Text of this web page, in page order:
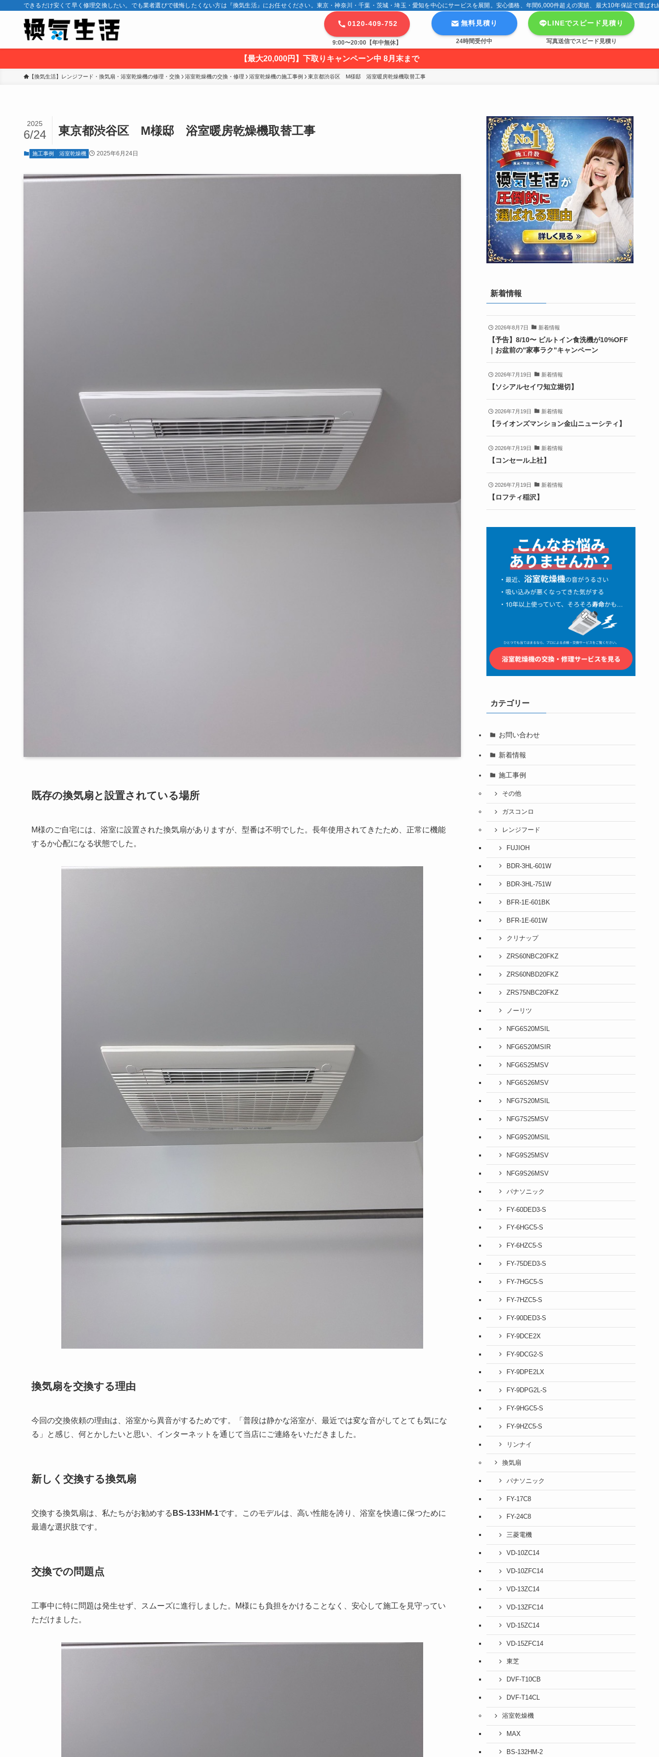
できるだけ安くて早く修理交換したい。でも業者選びで後悔したくない方は『換気生活』にお任せください。東京・神奈川・千葉・茨城・埼玉・愛知を中心にサービスを展開。安心価格、年間6,000件超えの実績、最大10年保証で選ばれ
0120-409-752
9:00〜20:00【年中無休】
無料見積り
24時間受付中
LINEでスピード見積り
写真送信でスピード見積り
【最大20,000円】下取りキャンペーン中 8月末まで
【換気生活】レンジフード・換気扇・浴室乾燥機の修理・交換 浴室乾燥機の交換・修理 浴室乾燥機の施工事例 東京都渋谷区　M様邸　浴室暖房乾燥機取替工事
東京都渋谷区 M様邸 浴室暖房乾燥機取替工事
2025
6/24
施工事例 浴室乾燥機 2025年6月24日
既存の換気扇と設置されている場所
M様のご自宅には、浴室に設置された換気扇がありますが、型番は不明でした。長年使用されてきたため、正常に機能
するか心配になる状態でした。
換気扇を交換する理由
今回の交換依頼の理由は、浴室から異音がするためです。「普段は静かな浴室が、最近では変な音がしてとても気にな
る」と感じ、何とかしたいと思い、インターネットを通じて当店にご連絡をいただきました。
新しく交換する換気扇
交換する換気扇は、私たちがお勧めする BS-133HM-1です。このモデルは、高い性能を誇り、浴室を快適に保つために
最適な選択肢です。
交換での問題点
工事中に特に問題は発生せず、スムーズに進行しました。M様にも負担をかけることなく、安心して施工を見守ってい
ただけました。
新着情報
2026年8月7日 新着情報
【予告】8/10〜 ビルトイン食洗機が10%OFF
｜お盆前の”家事ラク”キャンペーン
2026年7月19日 新着情報
【ソシアルセイワ知立堀切】
2026年7月19日 新着情報
【ライオンズマンション金山ニューシティ】
2026年7月19日 新着情報
【コンセール上社】
2026年7月19日 新着情報
【ロフティ稲沢】
カテゴリー
お問い合わせ
新着情報
施工事例
その他
ガスコンロ
レンジフード
FUJIOH
BDR-3HL-601W
BDR-3HL-751W
BFR-1E-601BK
BFR-1E-601W
クリナップ
ZRS60NBC20FKZ
ZRS60NBD20FKZ
ZRS75NBC20FKZ
ノーリツ
NFG6S20MSIL
NFG6S20MSIR
NFG6S25MSV
NFG6S26MSV
NFG7S20MSIL
NFG7S25MSV
NFG9S20MSIL
NFG9S25MSV
NFG9S26MSV
パナソニック
FY-60DED3-S
FY-6HGC5-S
FY-6HZC5-S
FY-75DED3-S
FY-7HGC5-S
FY-7HZC5-S
FY-90DED3-S
FY-9DCE2X
FY-9DCG2-S
FY-9DPE2LX
FY-9DPG2L-S
FY-9HGC5-S
FY-9HZC5-S
リンナイ
換気扇
パナソニック
FY-17C8
FY-24C8
三菱電機
VD-10ZC14
VD-10ZFC14
VD-13ZC14
VD-13ZFC14
VD-15ZC14
VD-15ZFC14
東芝
DVF-T10CB
DVF-T14CL
浴室乾燥機
MAX
BS-132HM-2